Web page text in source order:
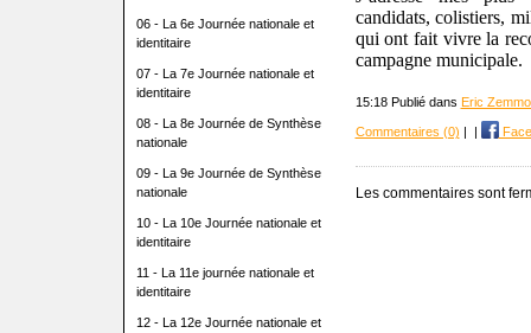
06 - La 6e Journée nationale et
identitaire
07 - La 7e Journée nationale et
identitaire
08 - La 8e Journée de Synthèse
nationale
09 - La 9e Journée de Synthèse
nationale
10 - La 10e Journée nationale et
identitaire
11 - La 11e journée nationale et
identitaire
12 - La 12e Journée nationale et
candidats, colistiers,
qui ont fait vivre la
campagne municipale.
15:18 Publié dans Eric
Commentaires (0)
Les commentaires sont